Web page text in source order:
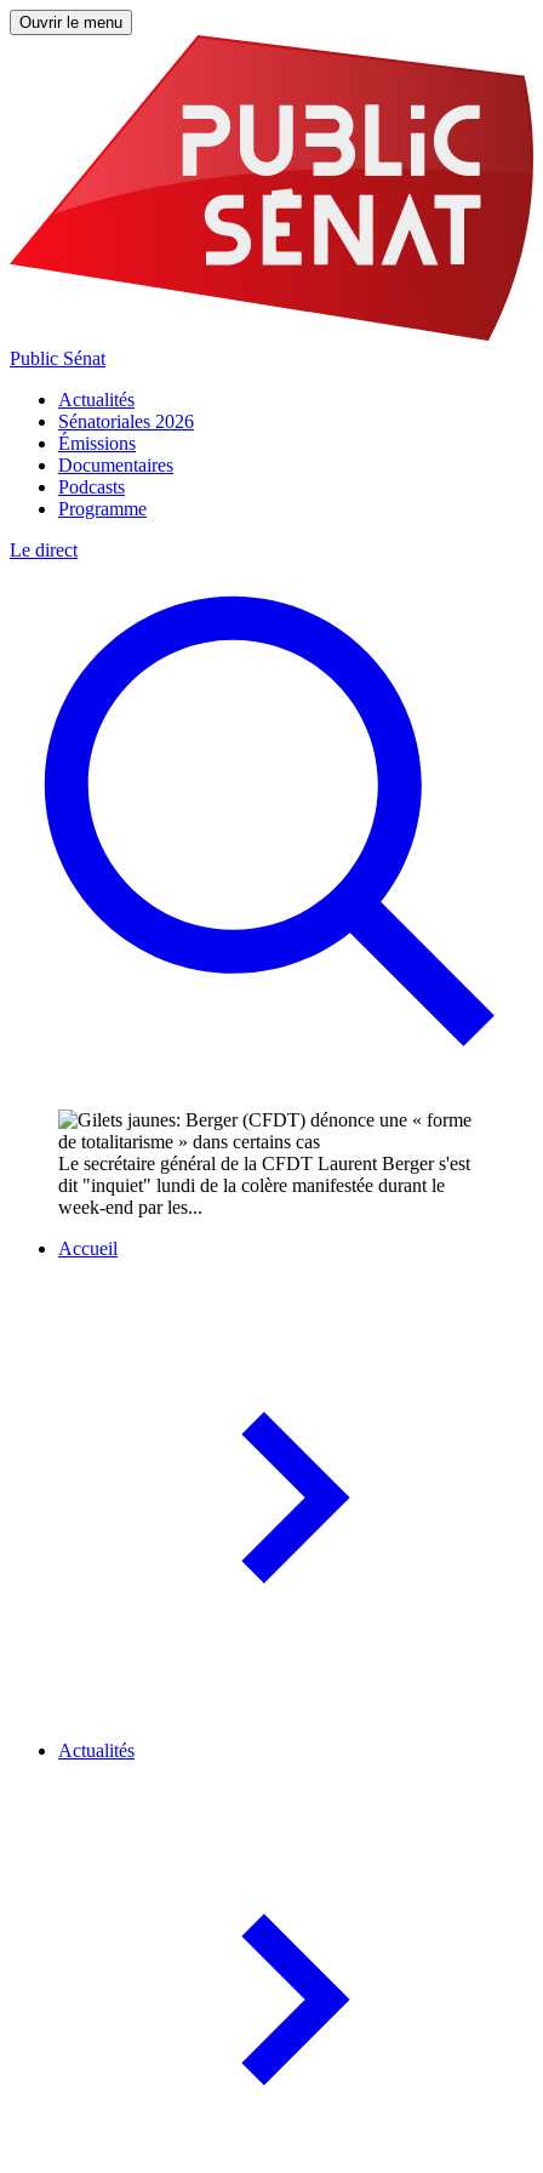
Ouvrir le menu
Public Sénat
Actualités
Sénatoriales 2026
Émissions
Documentaires
Podcasts
Programme
Le direct
Le secrétaire général de la CFDT Laurent Berger s'est
dit "inquiet" lundi de la colère manifestée durant le
week-end par les...
Accueil
Actualités